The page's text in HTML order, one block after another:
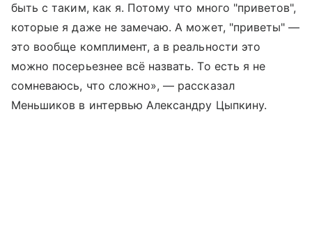
быть с таким, как я. Потому что много "приветов",
которые я даже не замечаю. А может, "приветы" —
это вообще комплимент, а в реальности это
можно посерьезнее всё назвать. То есть я не
сомневаюсь, что сложно», — рассказал
Меньшиков в интервью Александру Цыпкину.